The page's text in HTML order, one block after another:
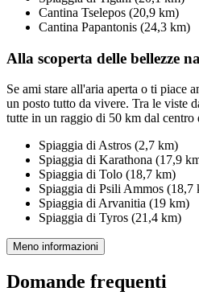
Cantina Tselepos (20,9 km)
Cantina Papantonis (24,3 km)
Alla scoperta delle bellezze
Se ami stare all'aria aperta o ti piace
un posto tutto da vivere. Tra le viste
tutte in un raggio di 50 km dal centro
Spiaggia di Astros (2,7 km)
Spiaggia di Karathona (17,9
Spiaggia di Tolo (18,7 km)
Spiaggia di Psili Ammos (18,7
Spiaggia di Arvanitia (19 km)
Spiaggia di Tyros (21,4 km)
Meno informazioni
Domande frequenti